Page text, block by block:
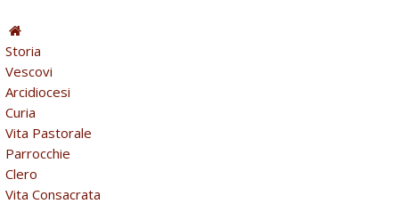
Storia
Vescovi
Arcidiocesi
Curia
Vita Pastorale
Parrocchie
Clero
Vita Consacrata